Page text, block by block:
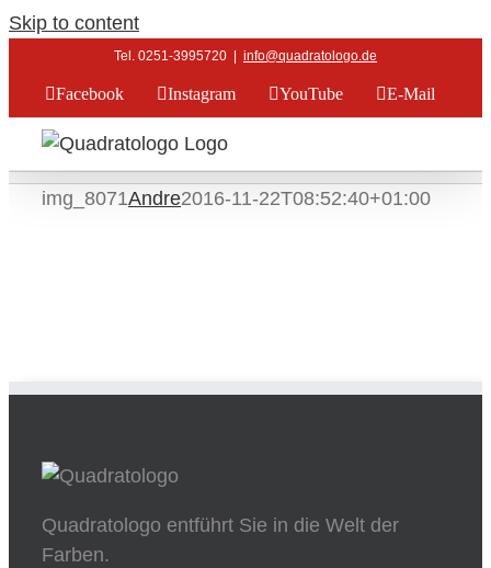
Skip to content
Tel. 0251-3995720 info@quadratologo.de
Facebook Instagram YouTube E-Mail
img_8071Andre2016-11-22T08:52:40+01:00
Quadratologo entführt Sie in die Welt der
Farben.